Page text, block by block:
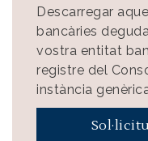
Descarregar
bancàries
vostra entitat
registre del
instància